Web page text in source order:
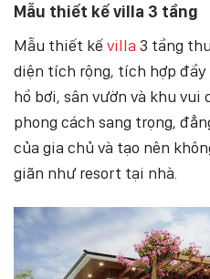
Mẫu thiết kế villa 3 tầng
Mẫu thiết kếvilla 3 tầng
diện tích rộng, tích hợp
hồ bơi, sân vườn và khu vui
phong cách sang trọng,
của gia chủ và tạo nên
giãn như resort tại nhà.